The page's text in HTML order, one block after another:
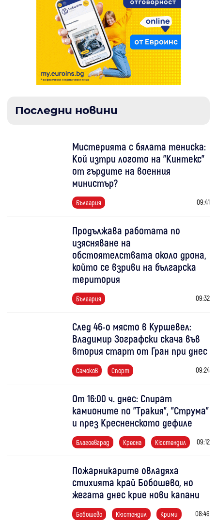
Последни новини
Мистерията с бялата тениска:
Кой изтри логото на "Кинтекс"
от гърдите на военния
министър?
България 09:41
Продължава работата по
изясняване на
обстоятелствата около дрона,
който се взриви на българска
територия
България 09:32
След 46-о място в Куршевел:
Владимир Зографски скача във
втория старт от Гран при днес
Самоков Спорт 09:24
От 16:00 ч. днес: Спират
камионите по "Тракия", "Струма"
и през Кресненското дефиле
Благоевград Кресна Кюстендил 09:12
Пожарникарите овладяха
стихията край Бобошево, но
жегата днес крие нови капани
Бобошево Кюстендил Крими 08:46